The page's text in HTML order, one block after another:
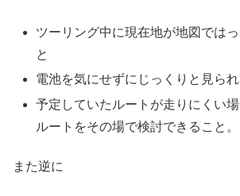
ツーリング中に現在地が地図では
と
電池を気にせずにじっくりと見ら
予定していたルートが走りにくい
ルートをその場で検討できること。
また逆に